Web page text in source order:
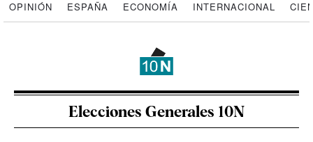
OPINIÓN ESPAÑA ECONOMÍA INTERNACIONAL
Elecciones Generales 10N